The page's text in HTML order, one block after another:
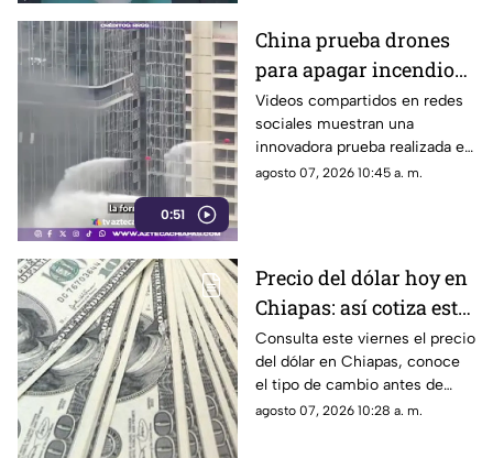
0:51
China prueba drones
para apagar incendios
en rascacielos y
revoluciona la atención
de emergencias
Videos compartidos en redes
sociales muestran una
innovadora prueba realizada en
China, donde drones
rascacielos, una tecnología
que podría transformar la
respuesta a emergencias
urbanas.
agosto 07, 2026 10:45 a. m.
Precio del dólar hoy en
Chiapas: así cotiza este
viernes 7 de agosto de
2026
Consulta este viernes el precio
del dólar en Chiapas, conoce
el tipo de cambio antes de
comprar o vender divisas
agosto 07, 2026 10:28 a. m.